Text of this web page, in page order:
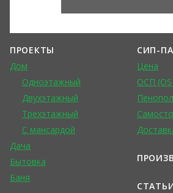
ПРОЕКТЫ
Дом
Одноэтажный
Двухэтажный
Трехэтажный
С мансардой
Дача
Бытовка
Баня
СИП-
Цена
ОСП